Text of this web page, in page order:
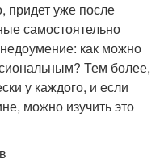
придет уже после
самостоятельно
как можно
Тем более,
у каждого, и если
можно изучить это